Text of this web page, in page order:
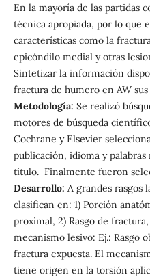
En la mayoría de las partidas
técnica apropiada, por lo que
características como la
epicóndilo medial y otras
Sintetizar la información
fractura de humero en AW sus
Metodología: Se realizó
motores de búsqueda
Cochrane y Elsevier
publicación, idioma y
título. Finalmente fueron
Desarrollo: A grandes rasgos
clasifican en: 1) Porción
proximal, 2) Rasgo de
mecanismo lesivo: Ej.: Rasgo
fractura expuesta. El
tiene origen en la torsión